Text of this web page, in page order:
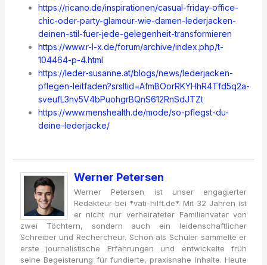
https://ricano.de/inspirationen/casual-friday-office-
chic-oder-party-glamour-wie-damen-lederjacken-
deinen-stil-fuer-jede-gelegenheit-transformieren
https://www.r-l-x.de/forum/archive/index.php/t-
104464-p-4.html
https://leder-susanne.at/blogs/news/lederjacken-
pflegen-leitfaden?srsltid=AfmBOorRKYHhR4Tfd5q2a-
sveufL3nv5V4bPuohgrBQnS612RnSdJTZt
https://www.menshealth.de/mode/so-pflegst-du-
deine-lederjacke/
Werner Petersen
Werner Petersen ist unser engagierter
Redakteur bei *vati-hilft.de*. Mit 32 Jahren ist
er nicht nur verheirateter Familienvater von
zwei Töchtern, sondern auch ein leidenschaftlicher
Schreiber und Rechercheur. Schon als Schüler sammelte er
erste journalistische Erfahrungen und entwickelte früh
seine Begeisterung für fundierte, praxisnahe Inhalte. Heute